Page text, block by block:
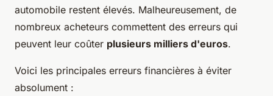
automobile restent élevés. Malheureusement, de
nombreux acheteurs commettent des erreurs qui
peuvent leur coûter plusieurs milliers d'euros.
Voici les principales erreurs financières à éviter
absolument :